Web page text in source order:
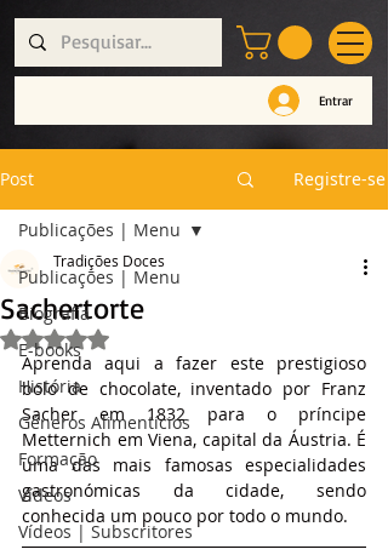
Entrar
Post Registre-se
Publicações | Menu
Biografia
E-books
História
Géneros Alimentícios
Formação
Vídeos
Vídeos | Subscritores
Publicações | Menu
Sachertorte
Tradições Doces
Avaliado com NaN de 5 estrelas.
Aprenda aqui a fazer este prestigioso
bolo de chocolate, inventado por Franz
Sacher em 1832 para o príncipe
Metternich em Viena, capital da Áustria. É
uma das mais famosas especialidades
gastronómicas da cidade, sendo
conhecida um pouco por todo o mundo.